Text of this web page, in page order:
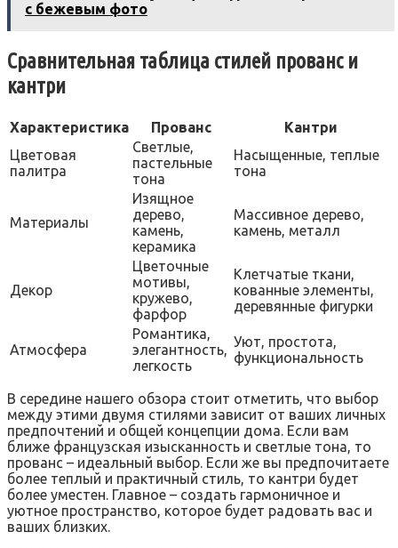
с бежевым фото
Сравнительная таблица стилей прованс и
кантри
Характеристика Прованс
Кантри
Цветовая
палитра
Светлые,
пастельные
тона
Насыщенные, теплые
тона
Материалы
Изящное
дерево,
камень,
керамика
Массивное дерево,
камень, металл
Декор
Цветочные
мотивы,
кружево,
фарфор
Клетчатые ткани,
кованные элементы,
деревянные фигурки
Атмосфера
Романтика,
элегантность,
легкость
Уют, простота,
функциональность
В середине нашего обзора стоит отметить, что выбор
между этими двумя стилями зависит от ваших личных
предпочтений и общей концепции дома. Если вам
ближе французская изысканность и светлые тона, то
прованс – идеальный выбор. Если же вы предпочитаете
более теплый и практичный стиль, то кантри будет
более уместен. Главное – создать гармоничное и
уютное пространство, которое будет радовать вас и
ваших близких.